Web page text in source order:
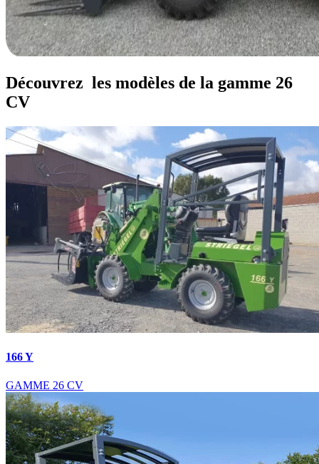
Découvrez les modèles de la gamme 26
CV
166 Y
GAMME 26 CV
Nous intervenons aussi :
Valet de ferme
Valet de ferme Alençon